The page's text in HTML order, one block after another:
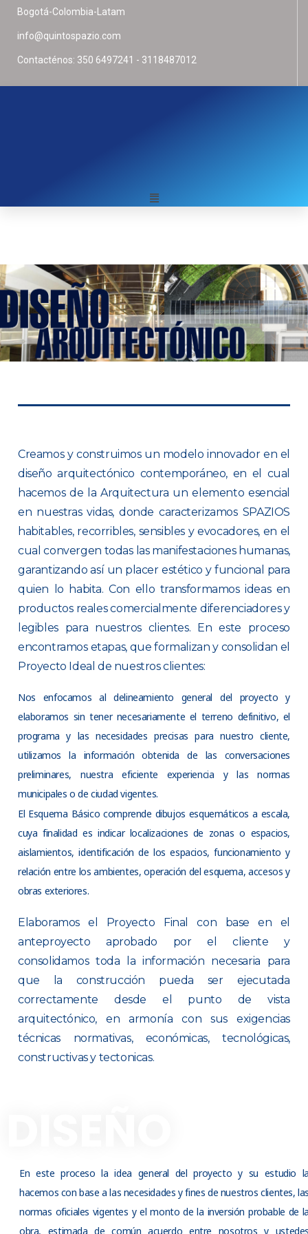
Bogotá-Colombia-Latam
info@quintospazio.com
Contacténos: 350 6497241 - 3118487012
Creamos y construimos un modelo innovador en el
diseño arquitectónico contemporáneo, en el cual
hacemos de la Arquitectura un elemento esencial
en nuestras vidas, donde caracterizamos SPAZIOS
habitables, recorribles, sensibles y evocadores, en el
cual convergen todas las manifestaciones humanas,
garantizando así un placer estético y funcional para
quien lo habita. Con ello transformamos ideas en
productos reales comercialmente diferenciadores y
legibles para nuestros clientes. En este proceso
encontramos etapas, que formalizan y consolidan el
Proyecto Ideal de nuestros clientes:
Nos enfocamos al delineamiento general del proyecto y
elaboramos sin tener necesariamente el terreno definitivo, el
programa y las necesidades precisas para nuestro cliente,
utilizamos la información obtenida de las conversaciones
preliminares, nuestra eficiente experiencia y las normas
municipales o de ciudad vigentes.
El Esquema Básico comprende dibujos esquemáticos a escala,
cuya finalidad es indicar localizaciones de zonas o espacios,
aislamientos, identificación de los espacios, funcionamiento y
relación entre los ambientes, operación del esquema, accesos y
obras exteriores.
Elaboramos el Proyecto Final con base en el
anteproyecto aprobado por el cliente y
consolidamos toda la información necesaria para
que la construcción pueda ser ejecutada
correctamente desde el punto de vista
arquitectónico, en armonía con sus exigencias
técnicas normativas, económicas, tecnológicas,
constructivas y tectonicas.
En este proceso la idea general del proyecto y su estudio
hacemos con base a las necesidades y fines de nuestros clientes,
normas oficiales vigentes y el monto de la inversión probable de
obra, estimada de común acuerdo entre nosotros y